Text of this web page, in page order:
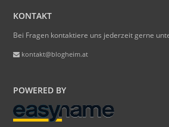
KONTAKT
Bei Fragen kontaktiere uns jederzeit gerne
kontakt@blogheim.at
POWERED BY